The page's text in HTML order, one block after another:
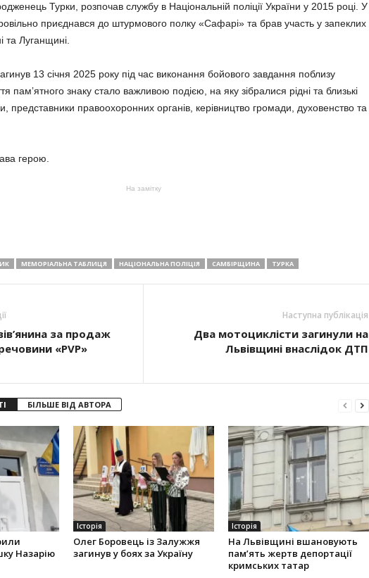
Турки, розпочав службу в Національній поліції України у 2015 році. У
приєднався до штурмового полку «Сафарі» та брав участь у запеклих
та Луганщині.
13 січня 2025 року під час виконання бойового завдання поблизу
памʼятного знаку стало важливою подією, на яку зібралися рідні та близькі
представники правоохоронних органів, керівництво громади, духовенство та
герою.
На замітку
МЕМОРІАЛЬНА ТАБЛИЦЯ НАЦІОНАЛЬНА ПОЛІЦІЯ САМБІРЩИНА ТУРКА
за продаж
«PVP»
Наступна публікація
Два мотоциклісти загинули на
Львівщині внаслідок ДТП
БІЛЬШЕ ВІД АВТОРА
Назарію
Історія
Олег Боровець із Залужжя
загинув у боях за Україну
Історія
На Львівщині вшановують
пам’ять жертв депортації
кримських татар